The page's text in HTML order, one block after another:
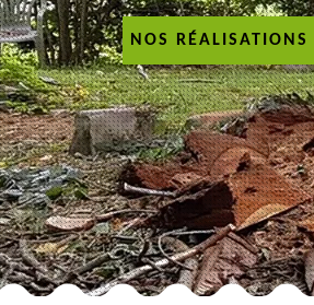
NOS RÉALISATIONS